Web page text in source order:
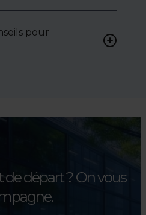
ou les
pour
de départ ?On vous